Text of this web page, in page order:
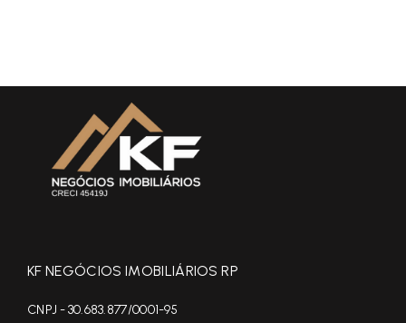
KF NEGÓCIOS IMOBILIÁRIOS RP
CNPJ - 30.683.877/0001-95